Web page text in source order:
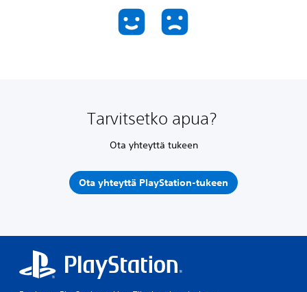
Tarvitsetko apua?
Ota yhteyttä tukeen
Ota yhteyttä PlayStation-tukeen